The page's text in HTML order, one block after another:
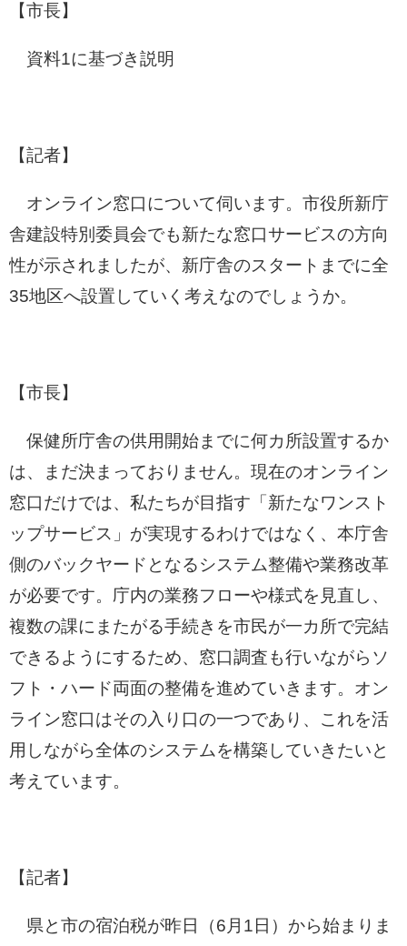
【市長】
資料1に基づき説明
【記者】
オンライン窓口について伺います。市役所新庁
舎建設特別委員会でも新たな窓口サービスの方向
性が示されましたが、新庁舎のスタートまでに全
35地区へ設置していく考えなのでしょうか。
【市長】
保健所庁舎の供用開始までに何カ所設置するか
は、まだ決まっておりません。現在のオンライン
窓口だけでは、私たちが目指す「新たなワンスト
ップサービス」が実現するわけではなく、本庁舎
側のバックヤードとなるシステム整備や業務改革
が必要です。庁内の業務フローや様式を見直し、
複数の課にまたがる手続きを市民が一カ所で完結
できるようにするため、窓口調査も行いながらソ
フト・ハード両面の整備を進めていきます。オン
ライン窓口はその入り口の一つであり、これを活
用しながら全体のシステムを構築していきたいと
考えています。
【記者】
県と市の宿泊税が昨日（6月1日）から始まりま